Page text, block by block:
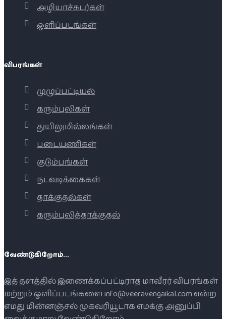
அழியாச்சுடர்கள்
ஒளிப்படங்கள்
விபரங்கள்
முழுப்பட்டியல்
கரும்புலிகள்
துயிலுமில்லங்கள்
படையணிகள்
குடும்பங்கள்
நடவடிக்கைகள்
தாக்குதல்கள்
கரும்புலித்தாக்குதல்
வேண்டுகிறோம்...
இத் தளத்தில் இணைக்கப்பட்டிராத மாவீரர் விபரங்கள்
மற்றும் ஒளிப்படங்களை info@veeravengaikal.com என்ற
எமது மின்னஞ்சல் முகவரியூடாக எமக்கு அனுப்பி